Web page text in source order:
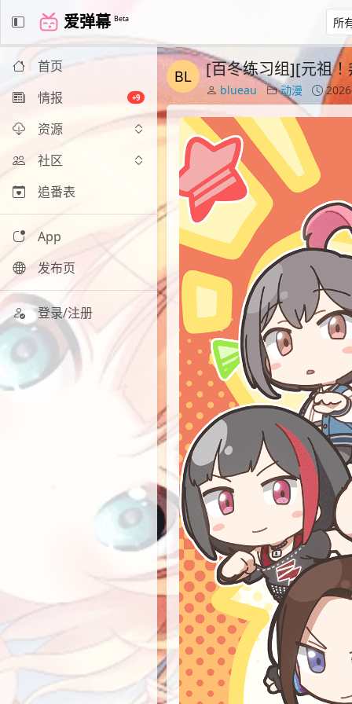
爱弹幕 Beta
首页
情报
+9
资源
社区
追番表
App
发布页
登录/注册
[百冬练习组][元祖
blueau 动漫